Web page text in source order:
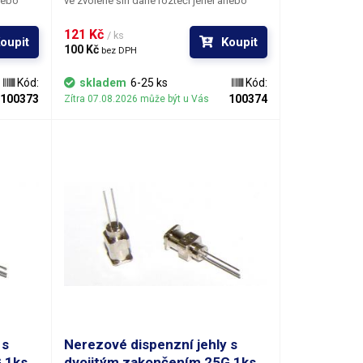
Kód:
100373
prostorově velmi stísněných místech.
121 Kč / ks
100 Kč bez DPH
Koupit
skladem 6-25 ks
Zítra 07.08.2026 může být u Vás
Kód:
100374
Nerezové dispenzní jehly s